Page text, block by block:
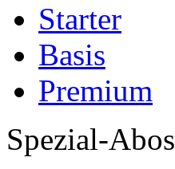
Starter
Basis
Premium
Spezial-Abos